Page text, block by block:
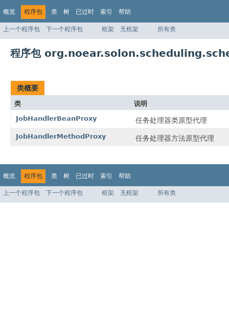
概览 程序包 类 树 已过时 索引 帮助
上一个程序包 下一个程序包 框架 无框架 所有类
程序包
类概要
类
说明
JobHandlerBeanProxy
任务处理器类原型代理
JobHandlerMethodProxy 任务处理器方法原型代理
概览 程序包 类 树 已过时 索引 帮助
上一个程序包 下一个程序包 框架 无框架 所有类